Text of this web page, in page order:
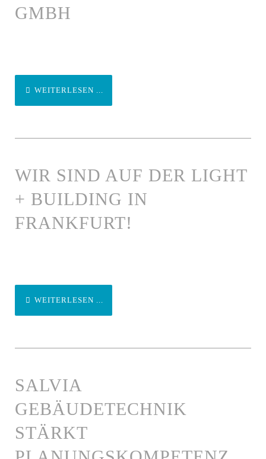
GMBH
WEITERLESEN ...
WIR SIND AUF DER LIGHT
+ BUILDING IN
FRANKFURT!
WEITERLESEN ...
SALVIA
GEBÄUDETECHNIK
STÄRKT